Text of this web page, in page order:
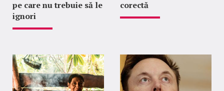
pe care nu trebuie să le
ignori
corectă